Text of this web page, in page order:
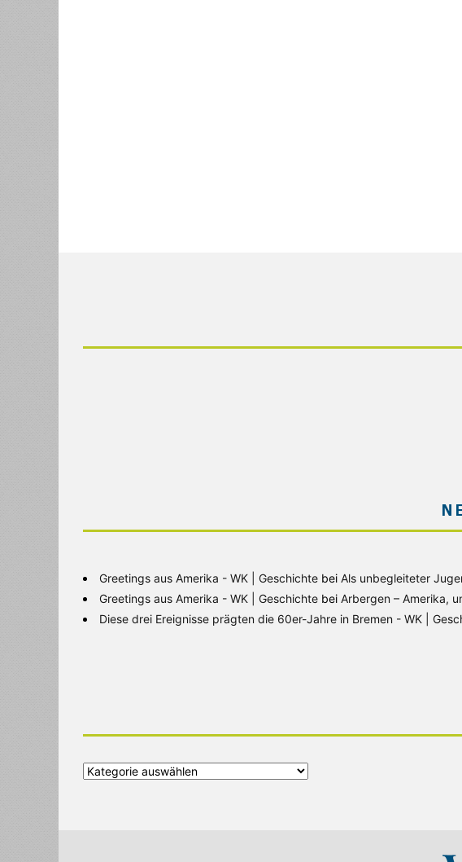
Greetings aus Amerika - WK | Geschichte bei Als unbegleiteter
Greetings aus Amerika - WK | Geschichte bei Arbergen – Amerika,
Diese drei Ereignisse prägten die 60er-Jahre in Bremen - WK |
Alle